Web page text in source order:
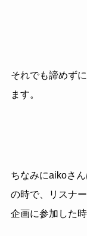
それでも諦めず
ます。
ちなみにaikoさ
の時で、リスナ
企画に参加した